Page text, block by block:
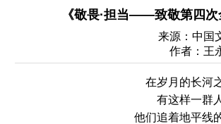
《敬畏·担当——致敬第四
来源：中国
作者：​王
在岁月的长河
有这样一群
他们追着地平线